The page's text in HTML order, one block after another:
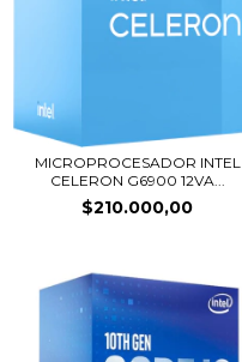
MICROPROCESADOR INTEL
CELERON G6900 12VA...
$210.000,00